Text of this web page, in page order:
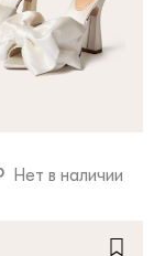
Нет в наличии